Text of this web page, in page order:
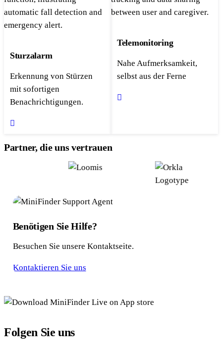
Sturzalarm
Erkennung von Stürzen
mit sofortigen
Benachrichtigungen.
Telemonitoring
Nahe Aufmerksamkeit,
selbst aus der Ferne
Partner, die uns vertrauen
Benötigen Sie Hilfe?
Besuchen Sie unsere Kontaktseite.
Kontaktieren Sie uns
Folgen Sie uns